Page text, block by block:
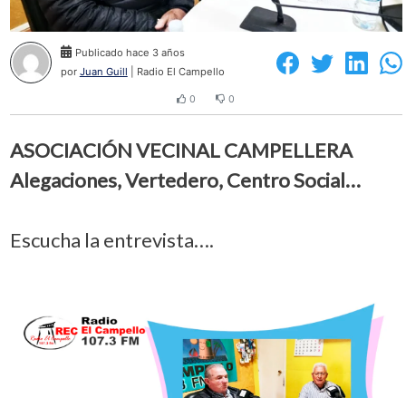
Publicado hace 3 años
por Juan Guill | Radio El Campello
0 0
ASOCIACIÓN VECINAL CAMPELLERA
Alegaciones, Vertedero, Centro Social…
Escucha la entrevista….